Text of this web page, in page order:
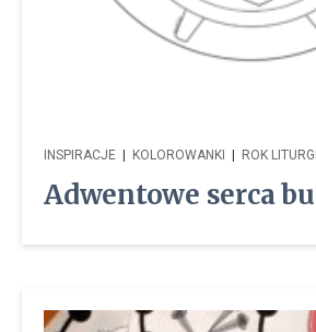
INSPIRACJE KOLOROWANKI ROK
Adwentowe serca